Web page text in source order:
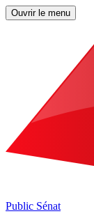
Ouvrir le menu
Public Sénat